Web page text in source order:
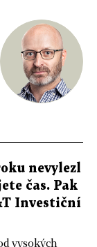
nevylezl
čas. Pak
Investiční
vysokých